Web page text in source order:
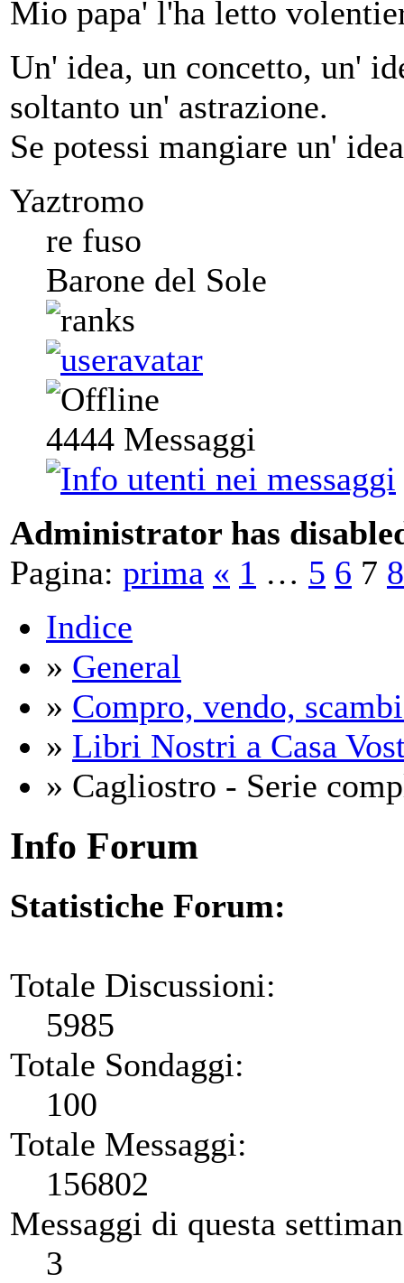
Mio papa' l'ha letto
Un' idea, un concetto, un'
soltanto un' astrazione.
Se potessi mangiare un'
Yaztromo
re fuso
Barone del Sole
4444 Messaggi
Administrator has
Pagina: prima « 1 … 5 6 7 8
Indice
» General
» Compro, vendo,
» Libri Nostri a Casa
» Cagliostro - Serie
Info Forum
Statistiche Forum:
Totale Discussioni:
5985
Totale Sondaggi:
100
Totale Messaggi:
156802
Messaggi di questa
3